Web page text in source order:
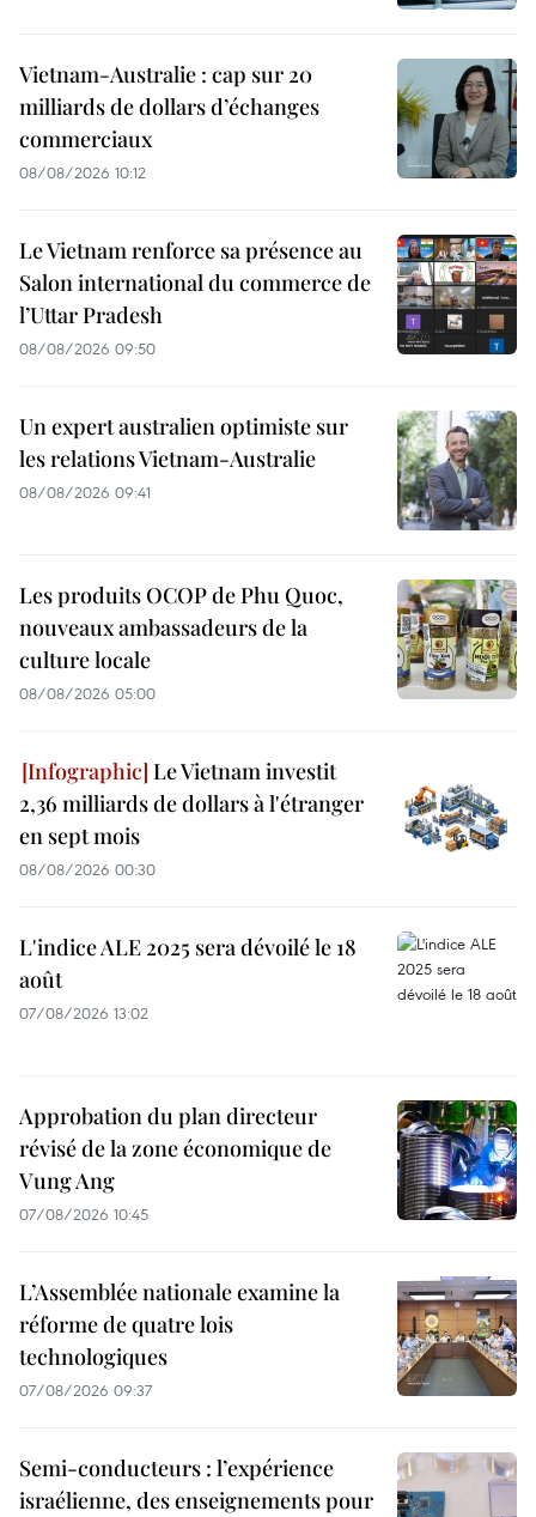
Vietnam-Australie : cap sur 20
milliards de dollars d’échanges
commerciaux
08/08/2026 10:12
Le Vietnam renforce sa présence au
Salon international du commerce de
l’Uttar Pradesh
08/08/2026 09:50
Un expert australien optimiste sur
les relations Vietnam-Australie
08/08/2026 09:41
Les produits OCOP de Phu Quoc,
nouveaux ambassadeurs de la
culture locale
08/08/2026 05:00
Le Vietnam investit
2,36 milliards de dollars à l'étranger
en sept mois
08/08/2026 00:30
L'indice ALE 2025 sera dévoilé le 18
août
07/08/2026 13:02
Approbation du plan directeur
révisé de la zone économique de
Vung Ang
07/08/2026 10:45
L’Assemblée nationale examine la
réforme de quatre lois
technologiques
07/08/2026 09:37
Semi-conducteurs : l’expérience
israélienne, des enseignements pour